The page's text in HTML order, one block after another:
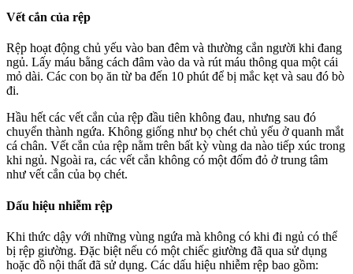
Vết cắn của rệp
Rệp hoạt động chủ yếu vào ban đêm và thường cắn người khi đang
ngủ. Lấy máu bằng cách đâm vào da và rút máu thông qua một cái
mỏ dài. Các con bọ ăn từ ba đến 10 phút để bị mắc kẹt và sau đó bò
đi.
Hầu hết các vết cắn của rệp đầu tiên không đau, nhưng sau đó
chuyển thành ngứa. Không giống như bọ chét chủ yếu ở quanh mắt
cá chân. Vết cắn của rệp nằm trên bất kỳ vùng da nào tiếp xúc trong
khi ngủ. Ngoài ra, các vết cắn không có một đốm đỏ ở trung tâm
như vết cắn của bọ chét.
Dấu hiệu nhiễm rệp
Khi thức dậy với những vùng ngứa mà không có khi đi ngủ có thể
bị rệp giường. Đặc biệt nếu có một chiếc giường đã qua sử dụng
hoặc đồ nội thất đã sử dụng. Các dấu hiệu nhiễm rệp bao gồm: